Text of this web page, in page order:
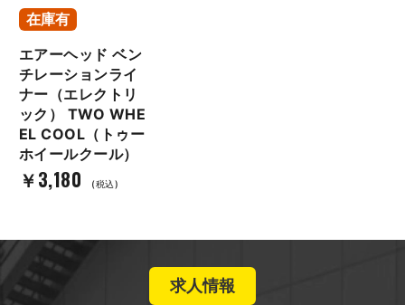
在庫有
エアーヘッド ベン
チレーションライ
ナー（エレクトリ
ック） TWO WHE
EL COOL（トゥー
ホイールクール）
￥3,180 (税込)
求人情報